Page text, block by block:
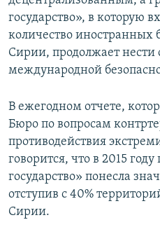
государство», в которую
количество иностранных
Сирии, продолжает нести
международной
В ежегодном отчете,
Бюро по вопросам
противодействия
говорится, что в 2015
государство» понесла
отступив с 40%
Сирии.